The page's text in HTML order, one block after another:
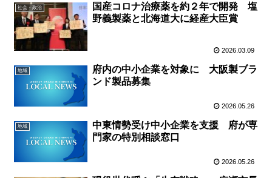
社会・政治
国産コロナ治療薬を約２年で開発 塩
野義製薬と北海道大に経産大臣賞
2026.03.09
地域
府内の中小企業を対象に 大阪製ブラ
ンド製品募集
2026.05.26
地域
中東情勢受け中小企業を支援 府が専
門家の特別相談窓口
2026.05.26